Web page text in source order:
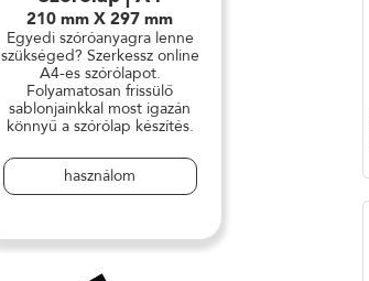
210 mm X 297 mm
Egyedi szóróanyagra lenne
szükséged? Szerkessz online
A4-es szórólapot.
Folyamatosan frissülő
sablonjainkkal most igazán
könnyű a szórólap készítés.
használom